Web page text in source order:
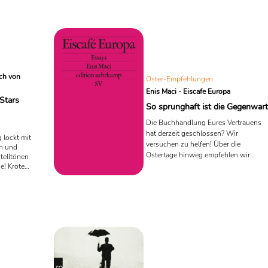
von
lockt mit
und
Kröte
Oster-Empfehlungen
Enis Maci - Eiscafe Europa
So sprunghaft ist die Gegenwart
Die Buchhandlung Eures Vertrauens
hat derzeit geschlossen? Wir
versuchen zu helfen! Über die
Ostertage hinweg empfehlen wir